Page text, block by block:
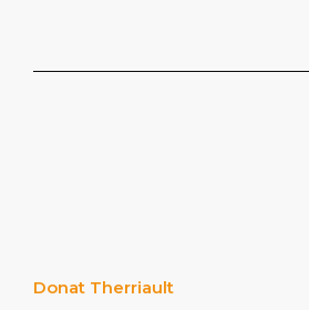
Donat Therriault